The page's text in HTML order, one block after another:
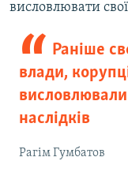
висловлювати
Раніше
влади,
наслідків
Рагім Гумбатов